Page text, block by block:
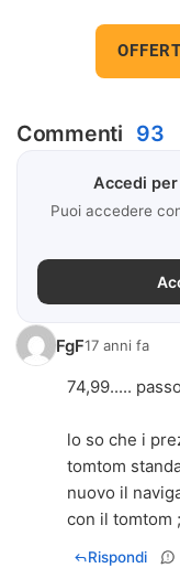
Commenti 93
Accedi
Puoi accedere
FgF17 anni fa
74,99.....
lo so che i
tomtom
nuovo il
con il tomtom
Rispondi